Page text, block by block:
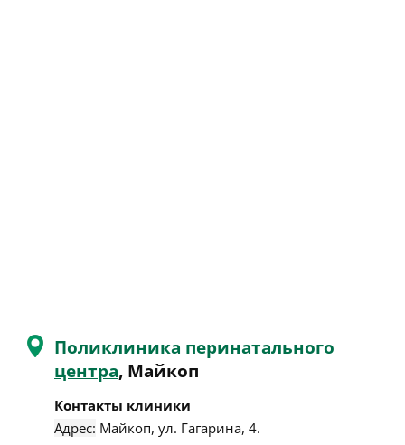
Поликлиника перинатального
центра, Майкоп
Контакты клиники
Адрес: Майкоп, ул. Гагарина, 4.